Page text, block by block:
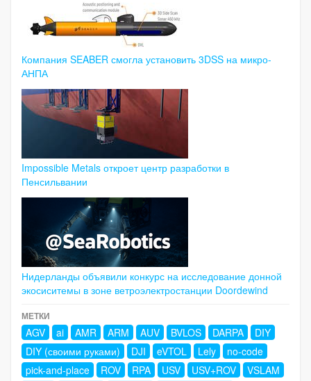
Компания SEABER смогла установить 3DSS на микро-
АНПА
Impossible Metals откроет центр разработки в
Пенсильвании
Нидерланды объявили конкурс на исследование донной
экосиситемы в зоне ветроэлектростанции Doordewind
МЕТКИ
AGV ai AMR ARM AUV BVLOS DARPA
DIY
DIY (своими руками)
DJI eVTOL Lely
no-code
pick-and-place
ROV RPA USV USV+ROV
VSLAM